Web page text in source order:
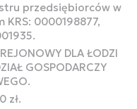
przedsiębiorców w
0000198877,
DLA ŁODZI
GOSPODARCZY
zł.